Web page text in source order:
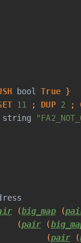
bool True }
11 ; DUP 2 ;
string
(big_map (
pair (
pair (